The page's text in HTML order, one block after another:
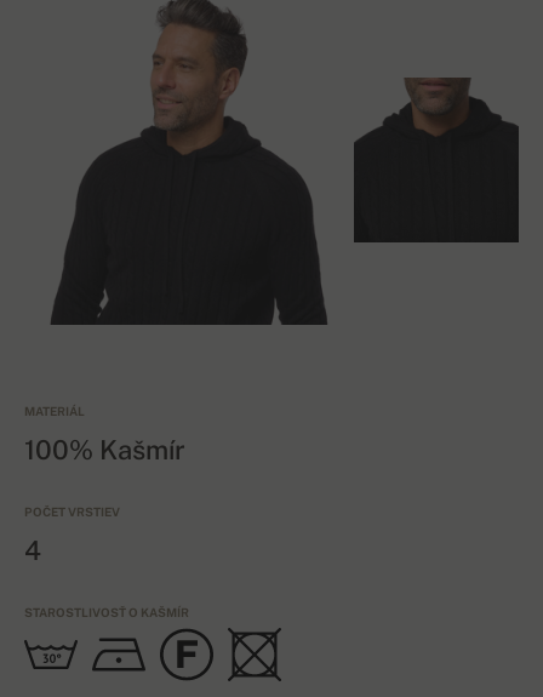
MATERIÁL
100% Kašmír
POČET VRSTIEV
4
STAROSTLIVOSŤ O KAŠMÍR